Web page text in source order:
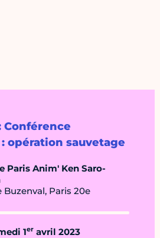
Conférence
opération sauvetage
Paris Anim' Ken Saro-
Buzenval, Paris 20e
1er avril 2023